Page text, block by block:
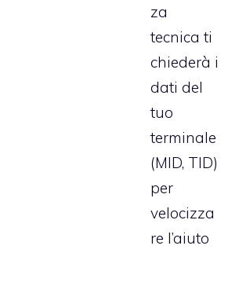
za
tecnica ti
chiederà i
dati del
tuo
terminale
(MID, TID)
per
velocizza
re l’aiuto